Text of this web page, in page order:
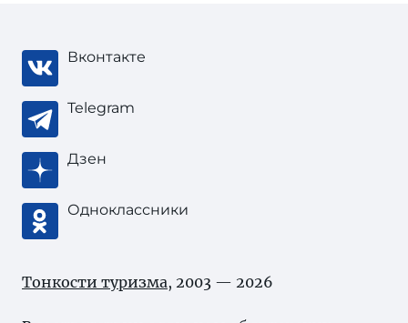
Вконтакте
Telegram
Дзен
Одноклассники
Тонкости туризма, 2003 — 2026